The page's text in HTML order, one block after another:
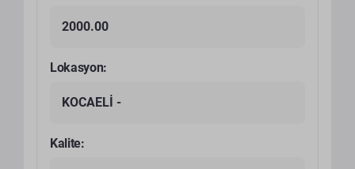
2000.00
Lokasyon:
KOCAELİ -
Kalite: